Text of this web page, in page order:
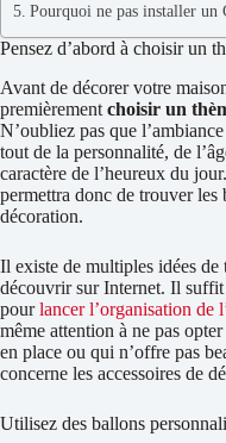
Pourquoi ne pas installer un
Pensez d’abord à choisir un
Avant de décorer votre
premièrement choisir un
N’oubliez pas que
tout de la personnalité, de
caractère de l’heureux du
permettra donc de trouver les
décoration.
Il existe de multiples idées de
découvrir sur Internet. Il
pourlancer l’organisation de
même attention à ne pas
en place ou qui n’offre pas
concerne les accessoires de
Utilisez des ballons